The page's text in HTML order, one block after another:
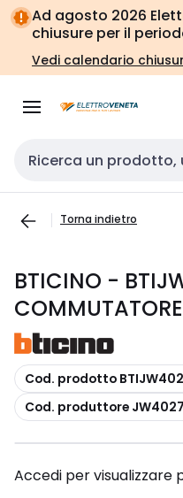
Vai alla
navigazione
Vai
alla
pagina
Ad agosto 2026
chiusure per il
Vedi calendario
Cerca input
Torna indietro
BTICINO -
copia
Cod. prodotto
copia
Cod. produttore
Accedi per visualizzare